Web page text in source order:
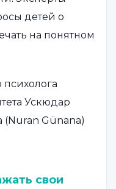
детей о
на понятном
Ускюдар
(Nuran Günana)
свои